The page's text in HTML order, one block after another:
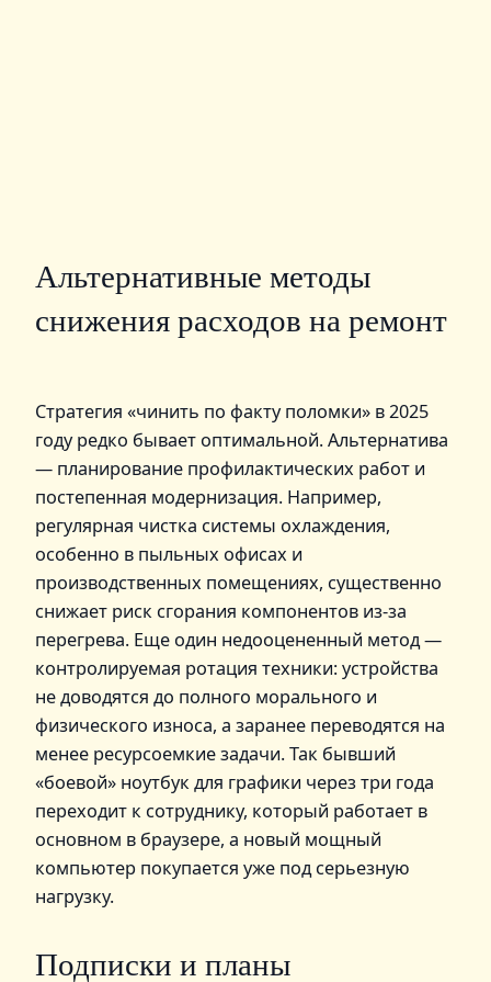
Альтернативные методы
снижения расходов на ремонт
Стратегия «чинить по факту поломки» в 2025
году редко бывает оптимальной. Альтернатива
— планирование профилактических работ и
постепенная модернизация. Например,
регулярная чистка системы охлаждения,
особенно в пыльных офисах и
производственных помещениях, существенно
снижает риск сгорания компонентов из-за
перегрева. Еще один недооцененный метод —
контролируемая ротация техники: устройства
не доводятся до полного морального и
физического износа, а заранее переводятся на
менее ресурсоемкие задачи. Так бывший
«боевой» ноутбук для графики через три года
переходит к сотруднику, который работает в
основном в браузере, а новый мощный
компьютер покупается уже под серьезную
нагрузку.
Подписки и планы